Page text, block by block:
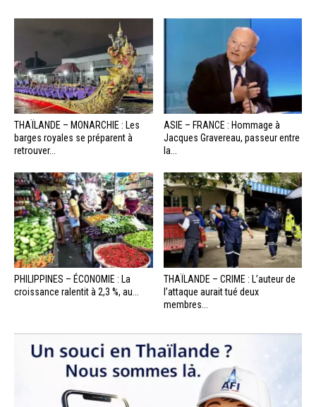
THAÏLANDE – MONARCHIE : Les
barges royales se préparent à
retrouver...
ASIE – FRANCE : Hommage à
Jacques Gravereau, passeur entre
la...
PHILIPPINES – ÉCONOMIE : La
croissance ralentit à 2,3 %, au...
THAÏLANDE – CRIME : L’auteur de
l’attaque aurait tué deux
membres...